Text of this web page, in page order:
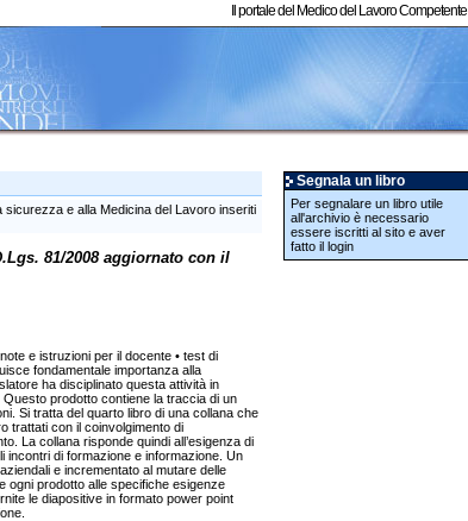
Il portale del Medico del Lavoro Competente
Segnala un libro
Per segnalare un libro utile
all'archivio è necessario
essere iscritti al sito e aver
fatto il login
e alla Medicina del Lavoro inseriti
81/2008 aggiornato con il
e istruzioni per il docente • test di
fondamentale importanza alla
ha disciplinato questa attività in
prodotto contiene la traccia di un
Si tratta del quarto libro di una collana che
trattati con il coinvolgimento di
La collana risponde quindi all’esigenza di
incontri di formazione e informazione. Un
e incrementato al mutare delle
ogni prodotto alle specifiche esigenze
le diapositive in formato power point